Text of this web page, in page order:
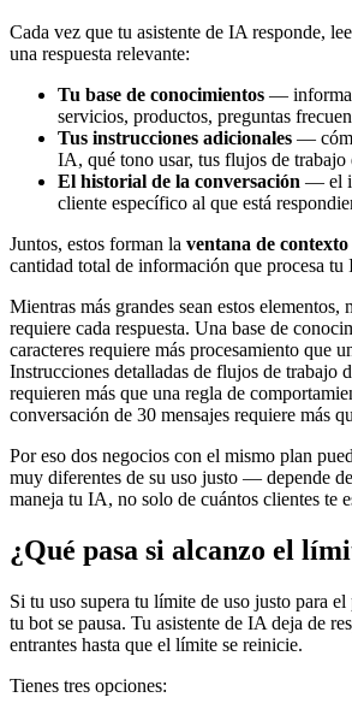
Cada vez que tu asistente de IA responde,
una respuesta relevante:
Tu base de conocimientos —
servicios, productos, preguntas
Tus instrucciones adicionales —
IA, qué tono usar, tus flujos de trabajo
El historial de la conversación — el
cliente específico al que está
Juntos, estos forman la ventana de contexto
cantidad total de información que procesa tu
Mientras más grandes sean estos elementos,
requiere cada respuesta. Una base de
caracteres requiere más procesamiento que
Instrucciones detalladas de flujos de trabajo
requieren más que una regla de
conversación de 30 mensajes requiere más
Por eso dos negocios con el mismo plan
muy diferentes de su uso justo — depende
maneja tu IA, no solo de cuántos clientes te
¿Qué pasa si alcanzo el
Si tu uso supera tu límite de uso justo para
tu bot se pausa. Tu asistente de IA deja de
entrantes hasta que el límite se reinicie.
Tienes tres opciones: